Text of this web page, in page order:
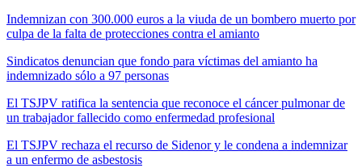
Indemnizan con 300.000 euros a la viuda de un bombero muerto por
culpa de la falta de protecciones contra el amianto
Sindicatos denuncian que fondo para víctimas del amianto ha
indemnizado sólo a 97 personas
El TSJPV ratifica la sentencia que reconoce el cáncer pulmonar de
un trabajador fallecido como enfermedad profesional
El TSJPV rechaza el recurso de Sidenor y le condena a indemnizar
a un enfermo de asbestosis